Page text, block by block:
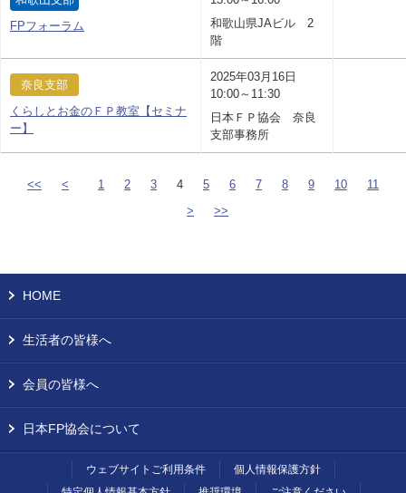
FPフォーラム
和歌山県JAビル 2
階
奈良支部
くらしとお金のＦＰ教室【セミナ
ー】
2025年03月16日
10:00～11:30
日本ＦＰ協会 奈良
支部事務所
<< < 1 2 3 4 5 6 7 8 9 10
11
>
>>
HOME
生活者の皆様へ
会員の皆様へ
日本FP協会について
ウェブサイトご利用条件
個人情報保護方針